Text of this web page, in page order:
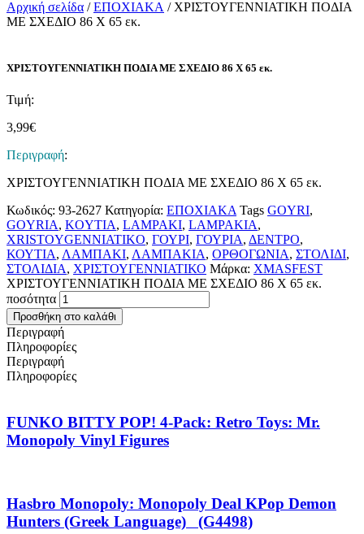
Αρχική σελίδα /ΕΠΟΧΙΑΚΑ / ΧΡΙΣΤΟΥΓΕΝΝΙΑΤΙΚΗ ΠΟΔΙΑ
ΜΕ ΣΧΕΔΙΟ 86 Χ 65 εκ.
ΧΡΙΣΤΟΥΓΕΝΝΙΑΤΙΚΗ ΠΟΔΙΑ ΜΕ ΣΧΕΔΙΟ 86 Χ 65 εκ.
Τιμή:
3,99€
Περιγραφή:
ΧΡΙΣΤΟΥΓΕΝΝΙΑΤΙΚΗ ΠΟΔΙΑ ΜΕ ΣΧΕΔΙΟ 86 Χ 65 εκ.
Κωδικός: 93-2627 Κατηγορία: ΕΠΟΧΙΑΚΑ Tags GOYRI,
GOYRIA, KOYTIA, LAMPAKI, LAMPAKIA,
XRISTOYGENNIATIKO, ΓΟΥΡΙ, ΓΟΥΡΙΑ, ΔΕΝΤΡΟ,
ΚΟΥΤΙΑ, ΛΑΜΠΑΚΙ, ΛΑΜΠΑΚΙΑ, ΟΡΘΟΓΩΝΙΑ, ΣΤΟΛΙΔΙ,
ΣΤΟΛΙΔΙΑ, ΧΡΙΣΤΟΥΓΕΝΝΙΑΤΙΚΟ Μάρκα: XMASFEST
ΧΡΙΣΤΟΥΓΕΝΝΙΑΤΙΚΗ ΠΟΔΙΑ ΜΕ ΣΧΕΔΙΟ 86 Χ 65 εκ.
ποσότητα
Προσθήκη στο καλάθι
Περιγραφή
Πληροφορίες
Περιγραφή
Πληροφορίες
FUNKO BITTY POP! 4-Pack: Retro Toys: Mr.
Monopoly Vinyl Figures
Hasbro Monopoly: Monopoly Deal KPop Demon
Hunters (Greek Language) (G4498)